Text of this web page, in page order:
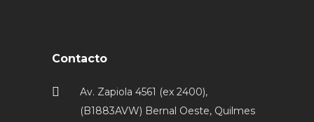
Contacto
Av. Zapiola 4561 (ex 2400),
(B1883AVW) Bernal Oeste, Quilmes